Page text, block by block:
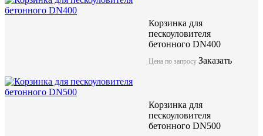
Компания ЖБИ "КубаньСпецБетон" предлагает лоток
решетками (класс нагрузки от А15 до F900) может
нагрузки до F900. Имеет длинну 1000мм и качественные
Данные изделия изготоавливаются по технологии
Корзинка для
пескоуловителя
бетонного DN400
Цена по запросуЗаказать
Корзинка для
пескоуловителя
бетонного DN500